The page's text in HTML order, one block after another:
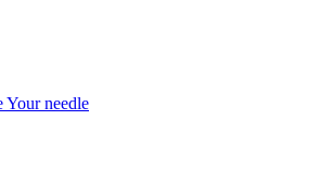
Your needle